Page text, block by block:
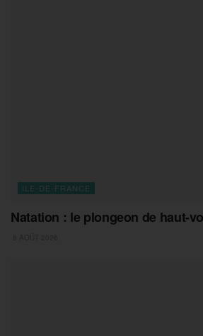
ILE-DE-FRANCE
Natation : le plongeon de haut-